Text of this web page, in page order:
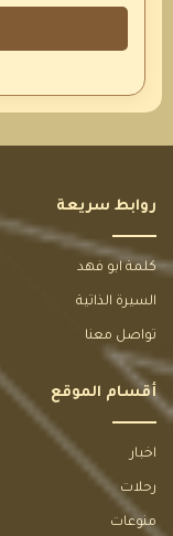
روابط سريعة
كلمة ابو فهد
السيرة الذاتية
تواصل معنا
أقسام الموقع
اخبار
رحلات
منوعات